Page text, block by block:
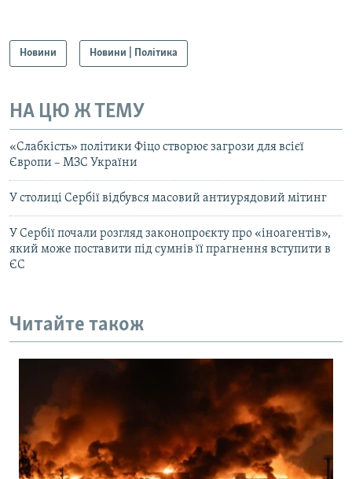
Новини Новини | Політика
НА ЦЮ Ж ТЕМУ
«Слабкість» політики Фіцо створює загрози для всієї
Європи – МЗС України
У столиці Сербії відбувся масовий антиурядовий мітинг
У Сербії почали розгляд законопроєкту про «іноагентів»,
який може поставити під сумнів її прагнення вступити в
ЄС
Читайте також